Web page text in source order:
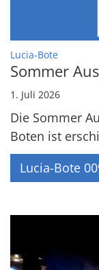
Lucia-Bote:
Sommer
1. Juli 2026
Die Sommer
Boten ist
Lucia-Bote